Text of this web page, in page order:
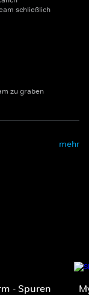
schließlich
zu graben
mehr
- Spuren